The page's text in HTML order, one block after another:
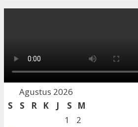
Agustus 2026
S
S R K J S
M
1
2